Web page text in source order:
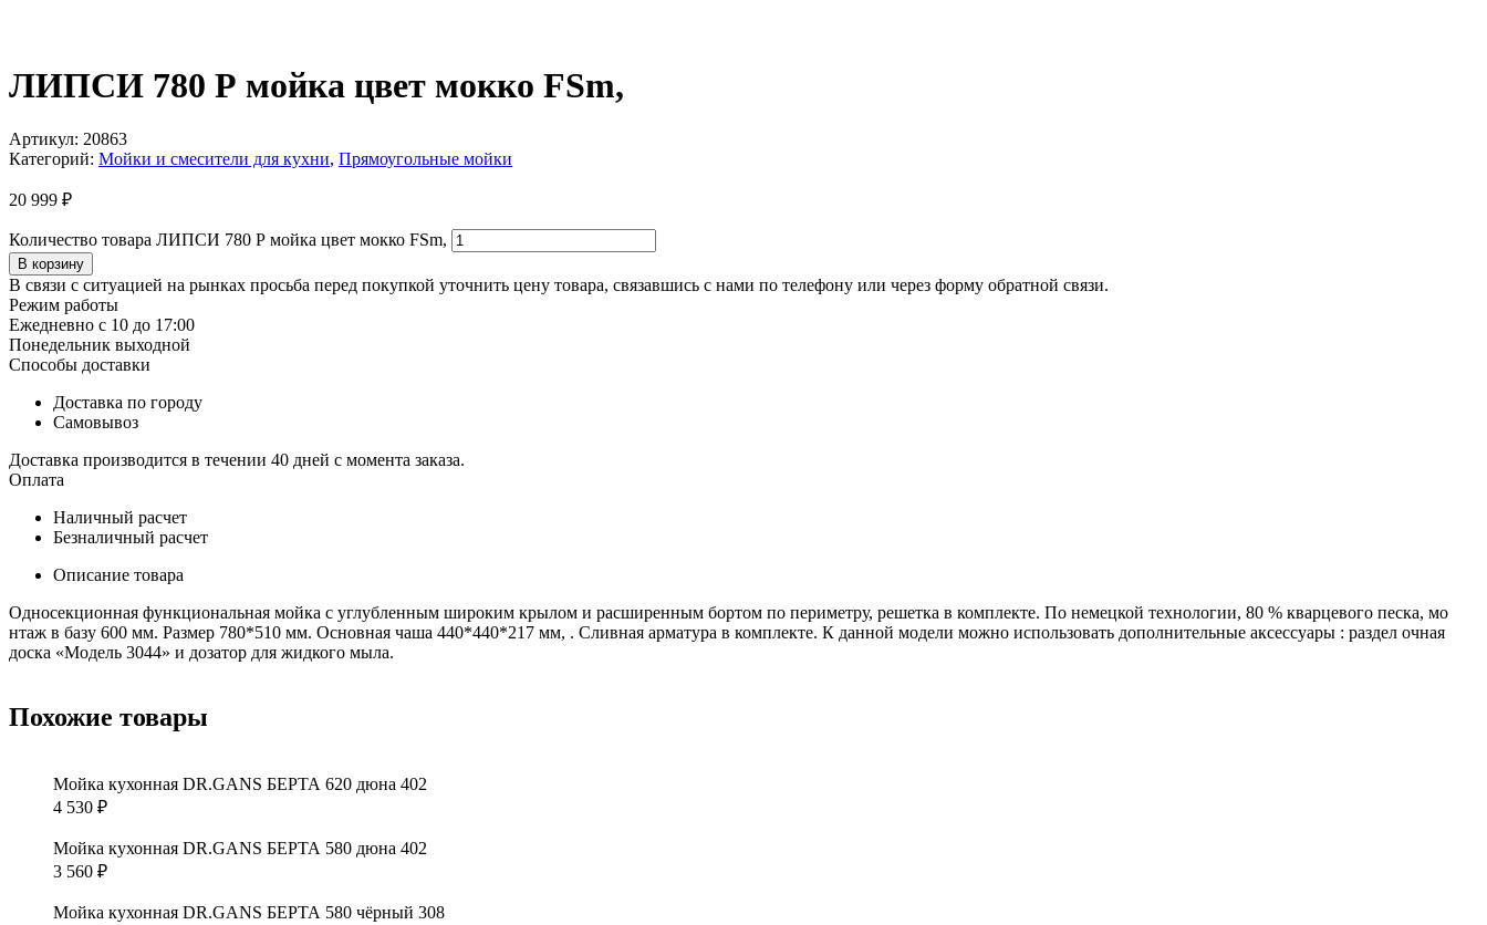
ЛИПСИ 780 Р мойка цвет мокко FSm,
Артикул: 20863
Категорий: Мойки и смесители для кухни, Прямоугольные мойки
20 999 ₽
Количество товара ЛИПСИ 780 Р мойка цвет мокко FSm,
В корзину
В связи с ситуацией на рынках просьба перед покупкой уточнить цену товара, связавшись с нами по телефону или через форму обратной связи.
Режим работы
Ежедневно с 10 до 17:00
Понедельник выходной
Способы доставки
Доставка по городу
Самовывоз
Доставка производится в течении 40 дней с момента заказа.
Оплата
Наличный расчет
Безналичный расчет
Описание товара
Односекционная функциональная мойка с углубленным широким крылом и расширенным бортом по периметру, решетка в комплекте. По немецкой технологии, 80 % кварцевого песка, мо
нтаж в базу 600 мм. Размер 780*510 мм. Основная чаша 440*440*217 мм, . Сливная арматура в комплекте. К данной модели можно использовать дополнительные аксессуары : раздел очная
доска «Модель 3044» и дозатор для жидкого мыла.
Похожие товары
Мойка кухонная DR.GANS БЕРТА 620 дюна 402
4 530 ₽
Мойка кухонная DR.GANS БЕРТА 580 дюна 402
3 560 ₽
Мойка кухонная DR.GANS БЕРТА 580 чёрный 308